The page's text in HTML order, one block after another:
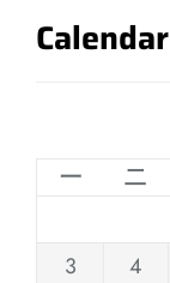
Calendar
一
二
3
4